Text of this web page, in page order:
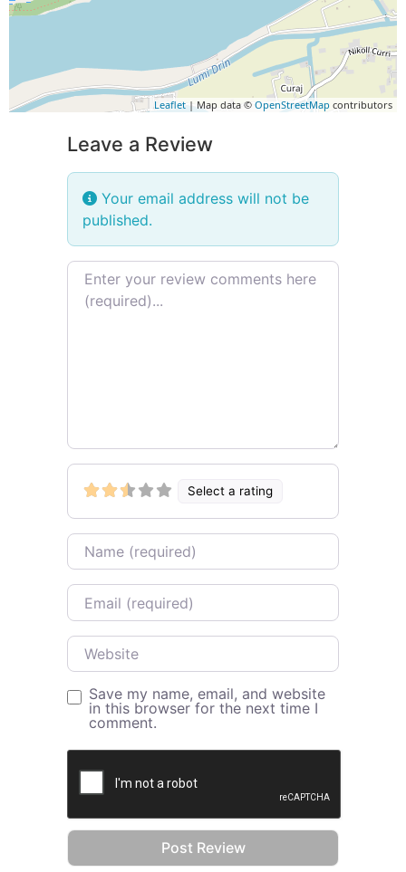
Leaflet| Map data © OpenStreetMap contributors
Leave a Review
Your email address will not be
published.
Review text
Select a rating
Name
Email
Website
Save my name, email, and website
in this browser for the next time I
comment.